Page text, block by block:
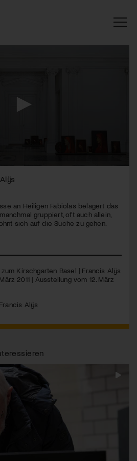
an Heiligen Fabiolas belagert das
gruppiert, oft auch allein,
sich auf die Suche zu gehen.
Kirschgarten Basel | Francis Alÿs
2011 | Ausstellung vom 12. März
Francis Alÿs
Art»!
Kulturschaffende(r) oder
unsere Arbeit.
du kostenlosen Zugang zu